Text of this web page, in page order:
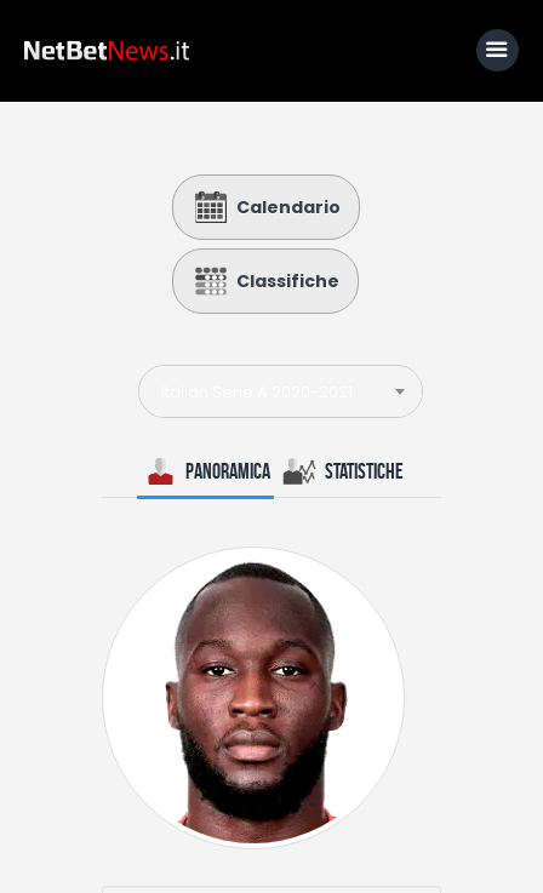
Calcio
Basket
Tennis
Lo Sapevi Che
I consigli di Giulia
Calendario
Classifiche
Panoramica Statistiche